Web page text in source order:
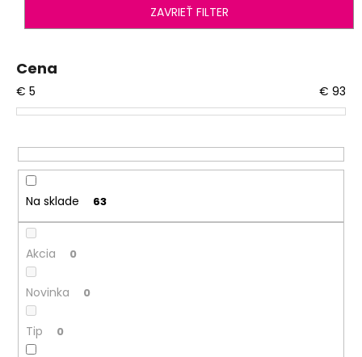
e
r
o
d
k
t
o
v
ZAVRIEŤ FILTER
Cena
€ 5 € 93
Na sklade 63
Akcia 0
Novinka 0
Tip 0
o
ú
č
a
m
POLODUPAČKY
ŠMYK
OUTLAST®
-
ŠEDÝ
MELÍR
€16,76